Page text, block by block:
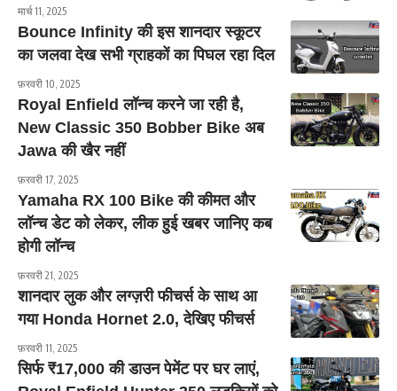
मार्च 11, 2025
Bounce Infinity की इस शानदार स्कूटर
का जलवा देख सभी ग्राहकों का पिघल रहा दिल
फ़रवरी 10, 2025
Royal Enfield लॉन्च करने जा रही है,
New Classic 350 Bobber Bike अब
Jawa की खैर नहीं
फ़रवरी 17, 2025
Yamaha RX 100 Bike की कीमत और
लॉन्च डेट को लेकर, लीक हुई खबर जानिए कब
होगी लॉन्च
फ़रवरी 21, 2025
शानदार लुक और लग्ज़री फीचर्स के साथ आ
गया Honda Hornet 2.0, देखिए फीचर्स
फ़रवरी 11, 2025
सिर्फ ₹17,000 की डाउन पेमेंट पर घर लाएं,